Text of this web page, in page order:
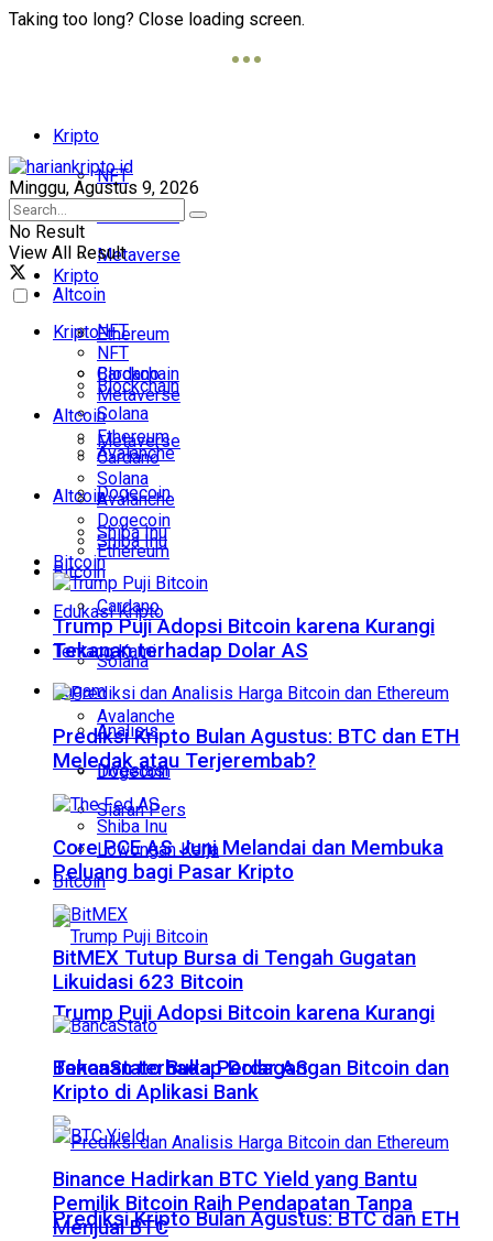
Taking too long? Close loading screen.
Kripto
NFT
Blockchain
Metaverse
Altcoin
Ethereum
Cardano
Solana
Avalanche
Dogecoin
Shiba Inu
Bitcoin
Edukasi Kripto
Tentang Kami
Ragam
Analisis
Investasi
Siaran Pers
Lowongan Kerja
Minggu, Agustus 9, 2026
No Result
View All Result
Kripto
NFT
Blockchain
Metaverse
Altcoin
Ethereum
Cardano
Solana
Avalanche
Dogecoin
Shiba Inu
Bitcoin
Trump Puji Adopsi Bitcoin karena Kurangi
Tekanan terhadap Dolar AS
Prediksi Kripto Bulan Agustus: BTC dan ETH
Kripto
NFT
Blockchain
Metaverse
Altcoin
Ethereum
Cardano
Solana
Avalanche
Dogecoin
Shiba Inu
Bitcoin
Trump Puji Adopsi Bitcoin karena Kurangi
Tekanan terhadap Dolar AS
Prediksi Kripto Bulan Agustus: BTC dan ETH
Meledak atau Terjerembab?
Core PCE AS Juni Melandai dan Membuka
Peluang bagi Pasar Kripto
BitMEX Tutup Bursa di Tengah Gugatan
Likuidasi 623 Bitcoin
BancaStato Buka Perdagangan Bitcoin dan
Kripto di Aplikasi Bank
Binance Hadirkan BTC Yield yang Bantu
Pemilik Bitcoin Raih Pendapatan Tanpa
Menjual BTC